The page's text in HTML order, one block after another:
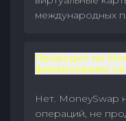
международных
Проводит ли
финансовыми
Нет. MoneySwap
операций, не